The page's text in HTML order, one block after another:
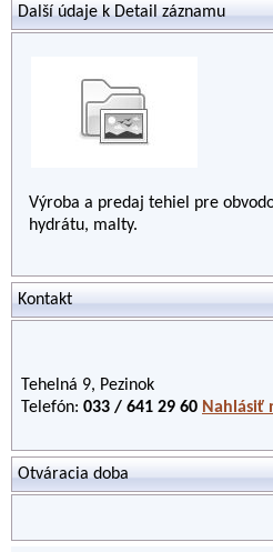
Další údaje k Detail záznamu
Výroba a predaj tehiel pre
hydrátu, malty.
Kontakt
Tehelná 9, Pezinok
Telefón: 033 / 641 29 60 Nahlásiť
Otváracia doba